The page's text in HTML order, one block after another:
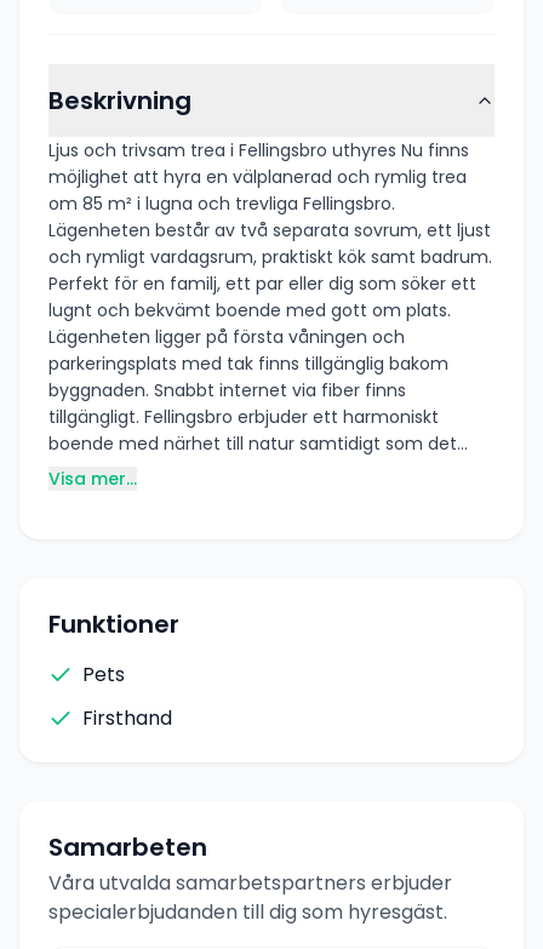
Beskrivning
Ljus och trivsam trea i Fellingsbro uthyres Nu finns
möjlighet att hyra en välplanerad och rymlig trea
om 85 m² i lugna och trevliga Fellingsbro.
Lägenheten består av två separata sovrum, ett ljust
och rymligt vardagsrum, praktiskt kök samt badrum.
Perfekt för en familj, ett par eller dig som söker ett
lugnt och bekvämt boende med gott om plats.
Lägenheten ligger på första våningen och
parkeringsplats med tak finns tillgänglig bakom
byggnaden. Snabbt internet via fiber finns
tillgängligt. Fellingsbro erbjuder ett harmoniskt
boende med närhet till natur samtidigt som det
finns bra pendlingsmöjligheter till Örebro, Arboga
info@palatinen.se https://www.pabo.se/
Visa mer...
Funktioner
Pets
Firsthand
Samarbeten
Våra utvalda samarbetspartners erbjuder
specialerbjudanden till dig som hyresgäst.